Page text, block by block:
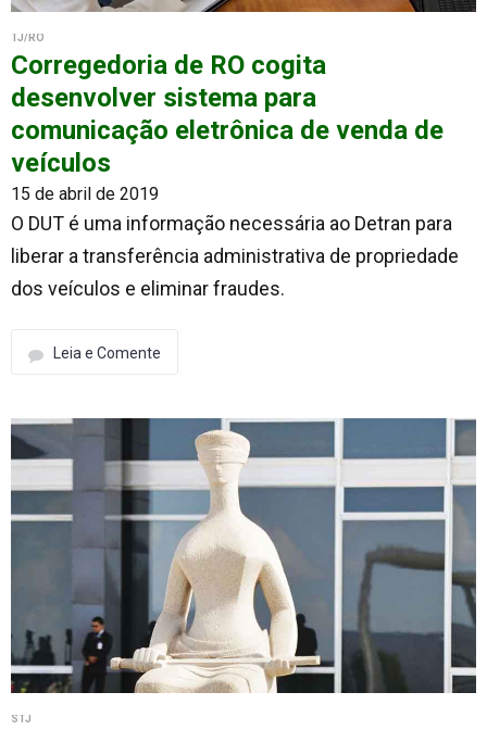
TJ/RO
Corregedoria de RO cogita
desenvolver sistema para
comunicação eletrônica de venda de
veículos
15 de abril de 2019
O DUT é uma informação necessária ao Detran para
liberar a transferência administrativa de propriedade
dos veículos e eliminar fraudes.
Leia e Comente
STJ